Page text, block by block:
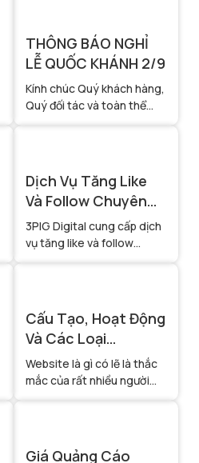
THÔNG BÁO NGHỈ
LỄ QUỐC KHÁNH 2/9
Kính chúc Quý khách hàng,
Quý đối tác và toàn thể
Dịch Vụ Tăng Like
Và Follow Chuyên
Nghiệp
3PIG Digital cung cấp dịch
vụ tăng like và follow
cậy và tiếp cận khách hàng
nhanh.
Cấu Tạo, Hoạt Động
Và Các Loại
Website Phổ Biến
Website là gì có lẽ là thắc
mắc của rất nhiều người
ai cũng thực sự hiểu được ý
Giá Quảng Cáo